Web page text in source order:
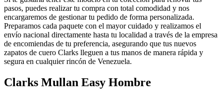
pasos, puedes realizar tu compra con total comodidad y nos
encargaremos de gestionar tu pedido de forma personalizada.
Preparamos cada paquete con el mayor cuidado y realizamos el
envío nacional directamente hasta tu localidad a través de la empresa
de encomiendas de tu preferencia, asegurando que tus nuevos
zapatos de cuero Clarks lleguen a tus manos de manera rápida y
segura en cualquier rincón de Venezuela.
Clarks Mullan Easy Hombre